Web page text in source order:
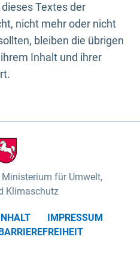
Textes der
nicht mehr oder nicht
bleiben die übrigen
Inhalt und ihrer
für Umwelt,
Klimaschutz
IMPRESSUM